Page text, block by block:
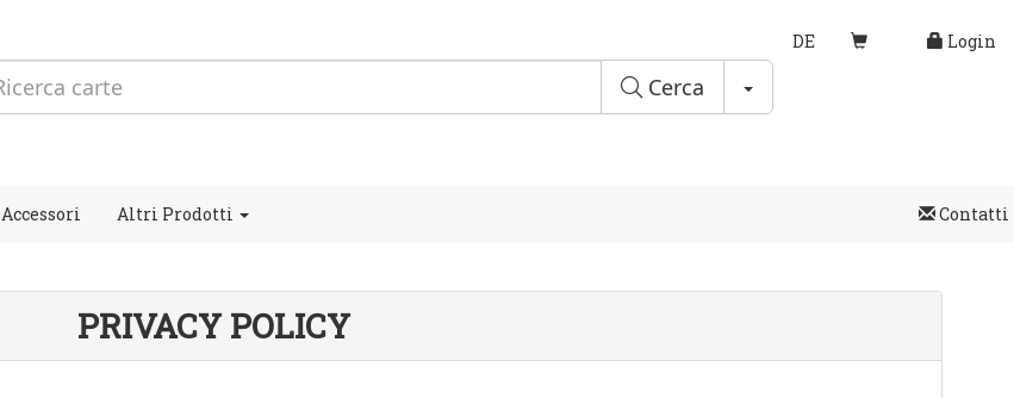
Cerca Toggle Dropdown
DE Login
Accessori Altri Prodotti Contatti
PRIVACY POLICY